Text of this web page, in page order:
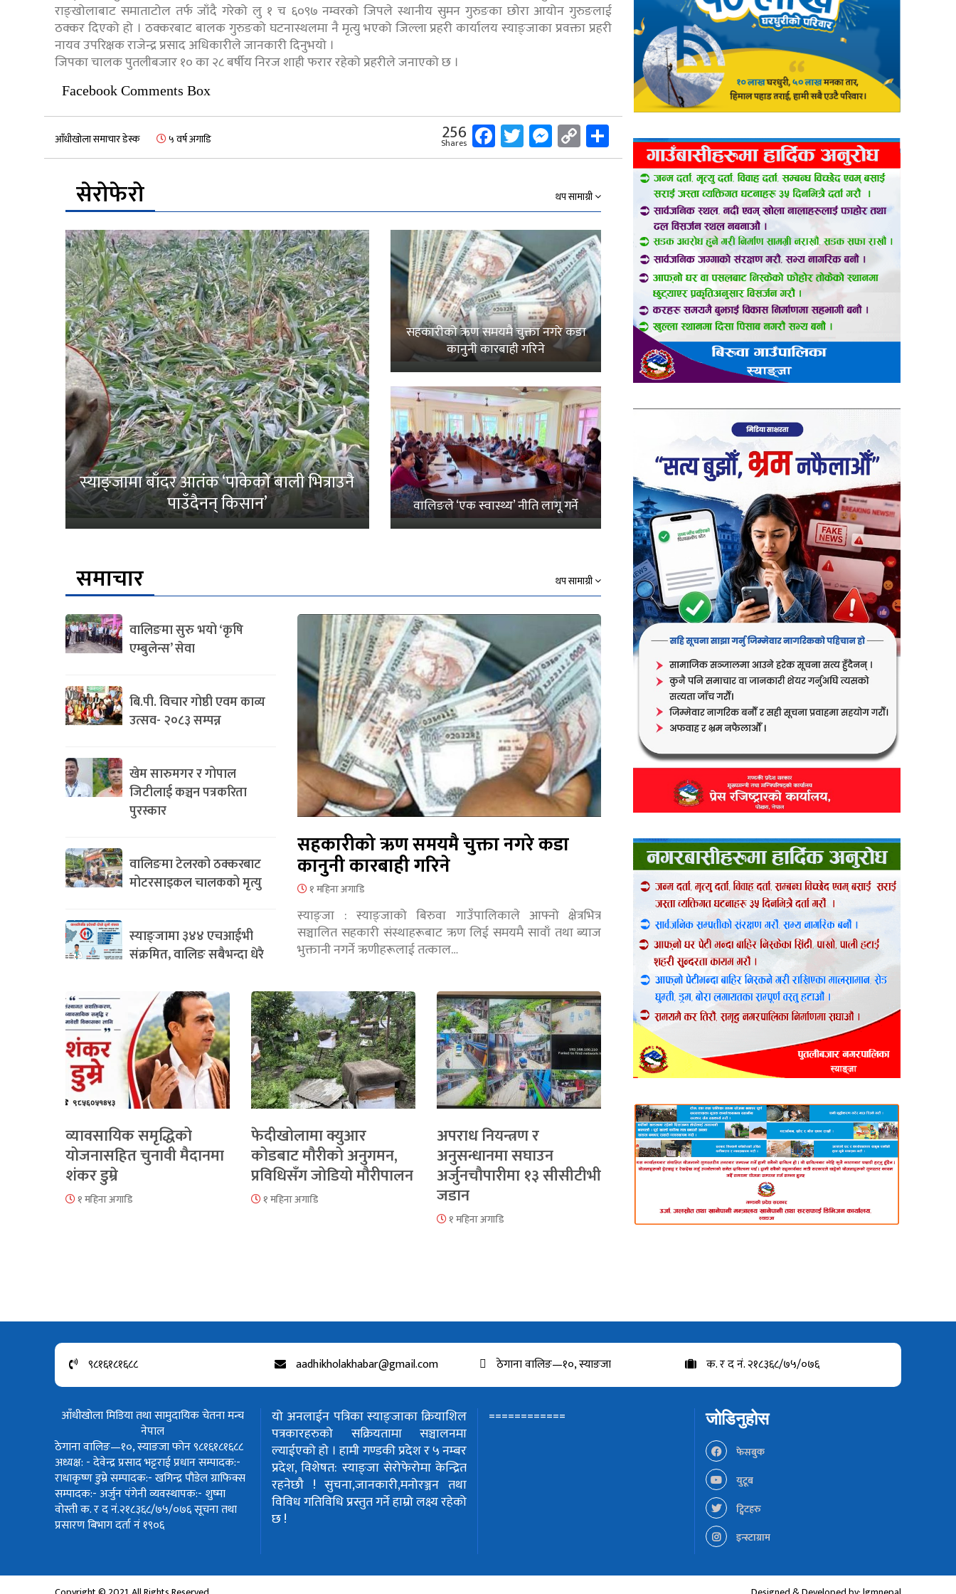
राङ्खोलाबाट समाताटोल तर्फ जाँदै गरेको लु १ च ६०९७ नम्वरको जिपले स्थानीय सुमन गुरुङका छोरा आयोन गुरुङलाई
ठक्कर दिएको हो । ठक्करबाट बालक गुरुङको घटनास्थलमा नै मृत्यु भएको जिल्ला प्रहरी कार्यालय स्याङ्जाका प्रवक्ता प्रहरी
नायव उपरिक्षक राजेन्द्र प्रसाद अधिकारीले जानकारी दिनुभयो ।
जिपका चालक पुतलीबजार १० का २८ बर्षीय निरज शाही फरार रहेको प्रहरीले जनाएको छ ।
Facebook Comments Box
आँधीखोला समाचार डेस्क ५ वर्ष अगाडि 256
Shares Facebook
Twitter
Messenger
Copy
Link
Share
सेरोफेरो
थप सामाग्री
स्याङ्जामा बाँदर आतंक ‘पाकेको बाली भित्राउनै
पाउँदैनन् किसान’
सहकारीको ऋण समयमै चुक्ता नगरे कडा
कानुनी कारबाही गरिने
वालिङले ‘एक स्वास्थ्य’ नीति लागू गर्ने
समाचार थप सामाग्री
वालिङमा सुरु भयो ‘कृषि
एम्बुलेन्स’ सेवा
बि.पी. विचार गोष्ठी एवम काव्य
उत्सव- २०८३ सम्पन्न
खेम सारुमगर र गोपाल
जिटीलाई कञ्चन पत्रकरिता
पुरस्कार
वालिङमा टेलरको ठक्करबाट
मोटरसाइकल चालकको मृत्यु
स्याङ्जामा ३४४ एचआईभी
संक्रमित, वालिङ सबैभन्दा धेरै
सहकारीको ऋण समयमै चुक्ता नगरे कडा
कानुनी कारबाही गरिने
१ महिना अगाडि
स्याङ्जा : स्याङ्जाको बिरुवा गाउँपालिकाले आफ्नो क्षेत्रभित्र
सञ्चालित सहकारी संस्थाहरूबाट ऋण लिई समयमै सावाँ तथा ब्याज
भुक्तानी नगर्ने ऋणीहरूलाई तत्काल…
व्यावसायिक समृद्धिको
योजनासहित चुनावी मैदानमा
शंकर डुम्रे
१ महिना अगाडि
फेदीखोलामा क्युआर
कोडबाट मौरीको अनुगमन,
प्रविधिसँग जोडियो मौरीपालन
१ महिना अगाडि
अपराध नियन्त्रण र
अनुसन्धानमा सघाउन
अर्जुनचौपारीमा १३ सीसीटीभी
जडान
१ महिना अगाडि
९८१६१८१६८८ aadhikholakhabar@gmail.com ठेगाना वालिङ—१०, स्याङजा क. र द नं. २१८३६८/७५/०७६
आँधीखोला मिडिया तथा सामुदायिक चेतना मन्च
नेपाल
ठेगाना वालिङ—१०, स्याङजा फोन ९८१६१८१६८८
अध्यक्ष: - देवेन्द्र प्रसाद भट्टराईप्रधान सम्पादक:-
राधाकृष्ण डुम्रेसम्पादक:- खगिन्द्र पौडेलग्राफिक्स
सम्पादक:- अर्जुन पंगेनीव्यवस्थापक:- शुष्मा
वोस्तीक. र द नं.२१८३६८/७५/०७६सूचना तथा
प्रसारण बिभाग दर्ता नं १९०६
यो अनलाईन पत्रिका स्याङ्जाका क्रियाशिल
पत्रकारहरुको सक्रियतामा सञ्चालनमा
ल्याईएको हो । हामी गण्डकी प्रदेश र ५ नम्बर
प्रदेश, विशेषत: स्याङ्जा सेरोफेरोमा केन्द्रित
रहनेछौ !सुचना,जानकारी,मनोरञ्जन तथा
विविध गतिविधि प्रस्तुत गर्ने हाम्रो लक्ष्य रहेको
छ !
============ जोडिनुहोस
फेसबुक
युटूब
ट्विटहरु
इन्स्टाग्राम